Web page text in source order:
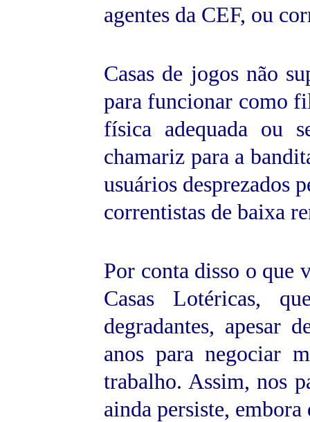
agentes da CEF, ou
Casas de jogos não
para funcionar como
física adequada ou
chamariz para a
usuários desprezados
correntistas de baixa
Por conta disso o que
Casas Lotéricas,
degradantes, apesar
anos para negociar
trabalho. Assim, nos
ainda persiste,